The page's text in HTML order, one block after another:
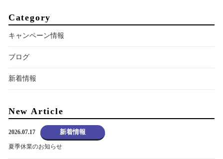
Category
キャンペーン情報
ブログ
新着情報
New Article
2026.07.17 新着情報
夏季休業のお知らせ